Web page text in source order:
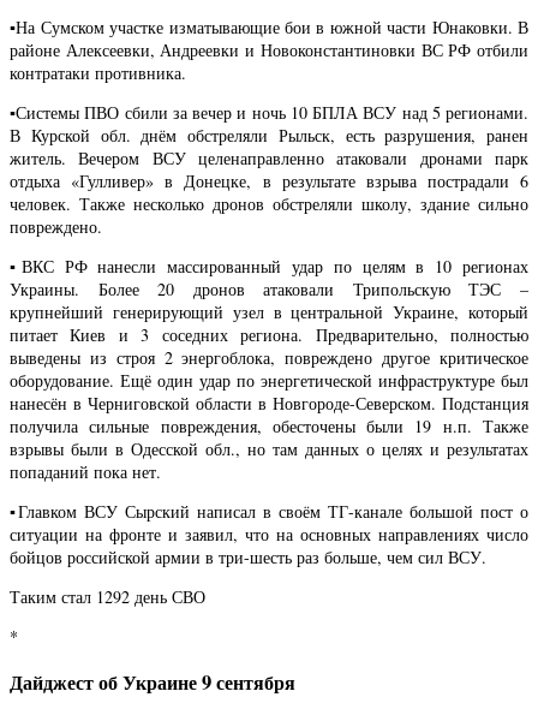
▪️На Сумском участке изматывающие бои в южной части Юнаковки. В
районе Алексеевки, Андреевки и Новоконстантиновки ВС РФ отбили
контратаки противника.
▪️Системы ПВО сбили за вечер и ночь 10 БПЛА ВСУ над 5 регионами.
В Курской обл. днём обстреляли Рыльск, есть разрушения, ранен
житель. Вечером ВСУ целенаправленно атаковали дронами парк
отдыха «Гулливер» в Донецке, в результате взрыва пострадали 6
человек. Также несколько дронов обстреляли школу, здание сильно
повреждено.
▪️ВКС РФ нанесли массированный удар по целям в 10 регионах
Украины. Более 20 дронов атаковали Трипольскую ТЭС –
крупнейший генерирующий узел в центральной Украине, который
питает Киев и 3 соседних региона. Предварительно, полностью
выведены из строя 2 энергоблока, повреждено другое критическое
оборудование. Ещё один удар по энергетической инфраструктуре был
нанесён в Черниговской области в Новгороде-Северском. Подстанция
получила сильные повреждения, обесточены были 19 н.п. Также
взрывы были в Одесской обл., но там данных о целях и результатах
попаданий пока нет.
▪️Главком ВСУ Сырский написал в своём ТГ-канале большой пост о
ситуации на фронте и заявил, что на основных направлениях число
бойцов российской армии в три-шесть раз больше, чем сил ВСУ.
Таким стал 1292 день СВО
*
Дайджест об Украине 9 сентября